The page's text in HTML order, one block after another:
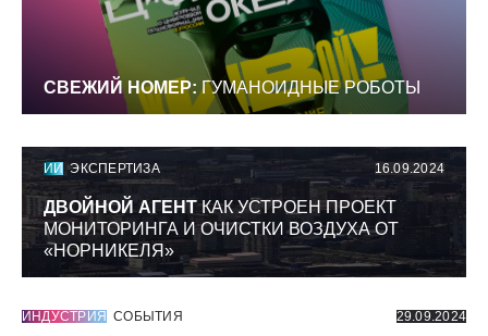
СВЕЖИЙ НОМЕР: ГУМАНОИДНЫЕ РОБОТЫ
ИИ ЭКСПЕРТИЗА 16.09.2024
ДВОЙНОЙ АГЕНТКАК УСТРОЕН ПРОЕКТ
МОНИТОРИНГА И ОЧИСТКИ ВОЗДУХА ОТ
«НОРНИКЕЛЯ»
ИНДУСТРИЯ СОБЫТИЯ 29.09.2024